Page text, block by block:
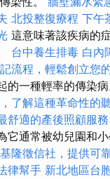
北投整復療程 下午
這意味著該疾病的
台中養生排毒 白內
流程，輕鬆創立您
的一種輕率的傳染病
了解這種革命性的
舒適的產後照顧服務
它通常被幼兒園和
基隆徵信社，提供可
律幫手 新北地區台